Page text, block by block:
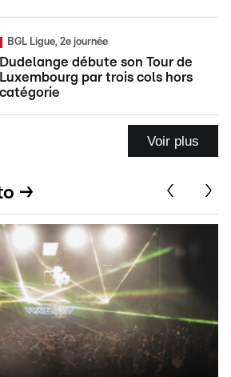
BGL Ligue, 2e journée
Dudelange débute son Tour de
Luxembourg par trois cols hors
catégorie
Voir plus
→